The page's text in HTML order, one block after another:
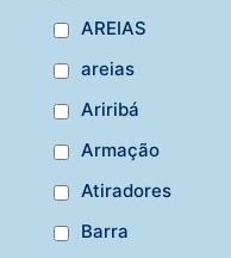
AREIAS
areias
Ariribá
Armação
Atiradores
Barra